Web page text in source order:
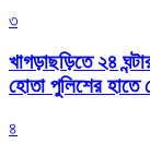
৩
খাগড়াছড়িতে ২৪
হোতা পুলিশের হাতে
৪